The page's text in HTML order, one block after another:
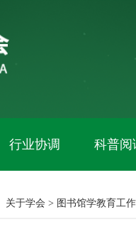
行业协调 科普阅
关于学会 > 图书馆学教育工